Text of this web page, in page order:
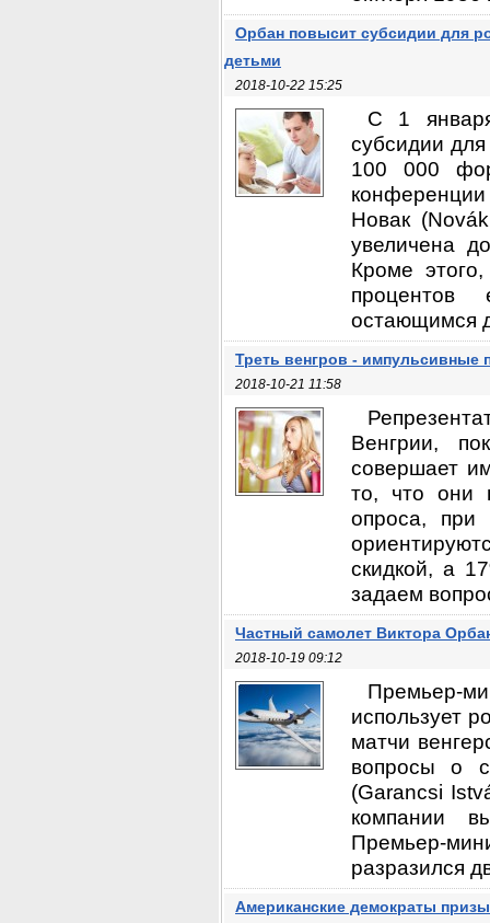
Орбан повысит субсидии для
детьми
2018-10-22 15:25
С 1
субсидии
100 000
Новак
увеличена
Кроме
процентов
остающимся
Треть венгров - импульсивные
2018-10-21 11:58
Венгрии,
совершает
то, что они
опроса, при
скидкой, а
задаем
Частный самолет Виктора
2018-10-19 09:12
Премьер-
использует
матчи
вопросы о
(Garancsi
компании
Премьер-
разразился
Американские демократы